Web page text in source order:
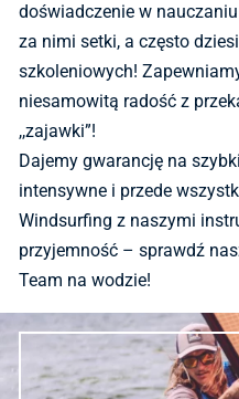
doświadczenie w
za nimi setki, a często
szkoleniowych!
niesamowitą radość z
,,zajawki”!
Dajemy gwarancję na
intensywne i przede
Windsurfing z naszymi
przyjemność – sprawdź
Team na wodzie!